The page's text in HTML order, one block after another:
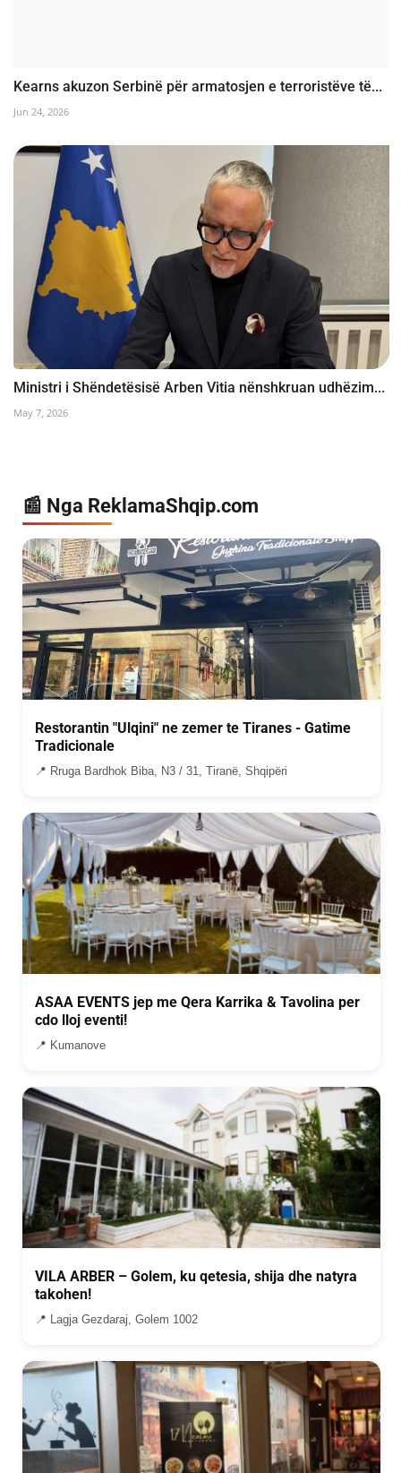
Kearns akuzon Serbinë për armatosjen e terroristëve të...
Jun 24, 2026
Ministri i Shëndetësisë Arben Vitia nënshkruan udhëzim...
May 7, 2026
📰 Nga ReklamaShqip.com
Restorantin "Ulqini" ne zemer te Tiranes - Gatime
Tradicionale
📍 Rruga Bardhok Biba, N3 / 31, Tiranë, Shqipëri
ASAA EVENTS jep me Qera Karrika & Tavolina per
cdo lloj eventi!
📍 Kumanove
VILA ARBER – Golem, ku qetesia, shija dhe natyra
takohen!
📍 Lagja Gezdaraj, Golem 1002